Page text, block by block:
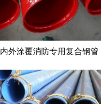
内外涂覆消防专用复合钢管